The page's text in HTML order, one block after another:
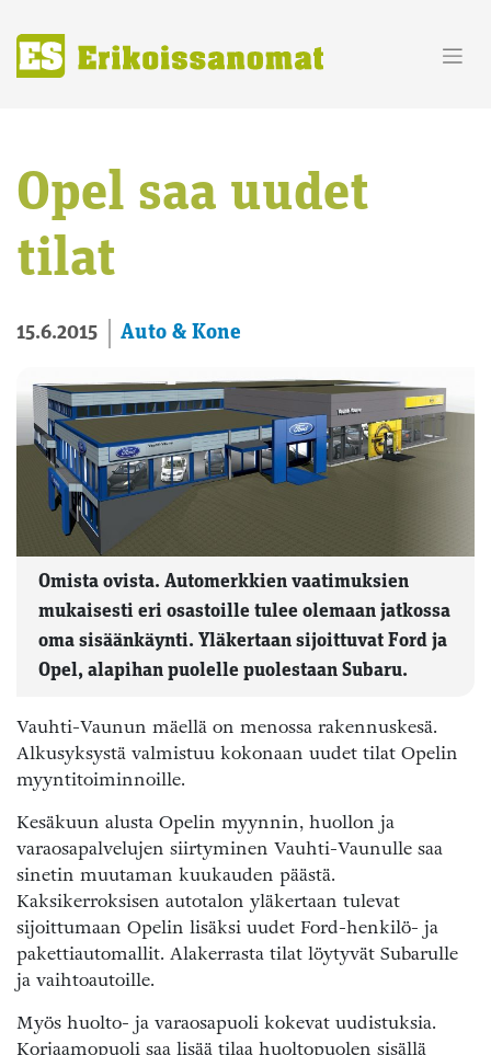
content
Opel saa uudet
tilat
15.6.2015 Auto & Kone
Omista ovista. Automerkkien vaatimuksien
mukaisesti eri osastoille tulee olemaan jatkossa
oma sisäänkäynti. Yläkertaan sijoittuvat Ford ja
Opel, alapihan puolelle puolestaan Subaru.
Vauhti-Vaunun mäellä on menossa rakennuskesä.
Alkusyksystä valmistuu kokonaan uudet tilat Opelin
myyntitoiminnoille.
Kesäkuun alusta Opelin myynnin, huollon ja
varaosapalvelujen siirtyminen Vauhti-Vaunulle saa
sinetin muutaman kuukauden päästä.
Kaksikerroksisen autotalon yläkertaan tulevat
sijoittumaan Opelin lisäksi uudet Ford-henkilö- ja
pakettiautomallit. Alakerrasta tilat löytyvät Subarulle
ja vaihtoautoille.
Myös huolto- ja varaosapuoli kokevat uudistuksia.
Korjaamopuoli saa lisää tilaa huoltopuolen sisällä